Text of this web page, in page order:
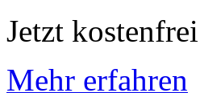
Jetzt
Mehr erfahren